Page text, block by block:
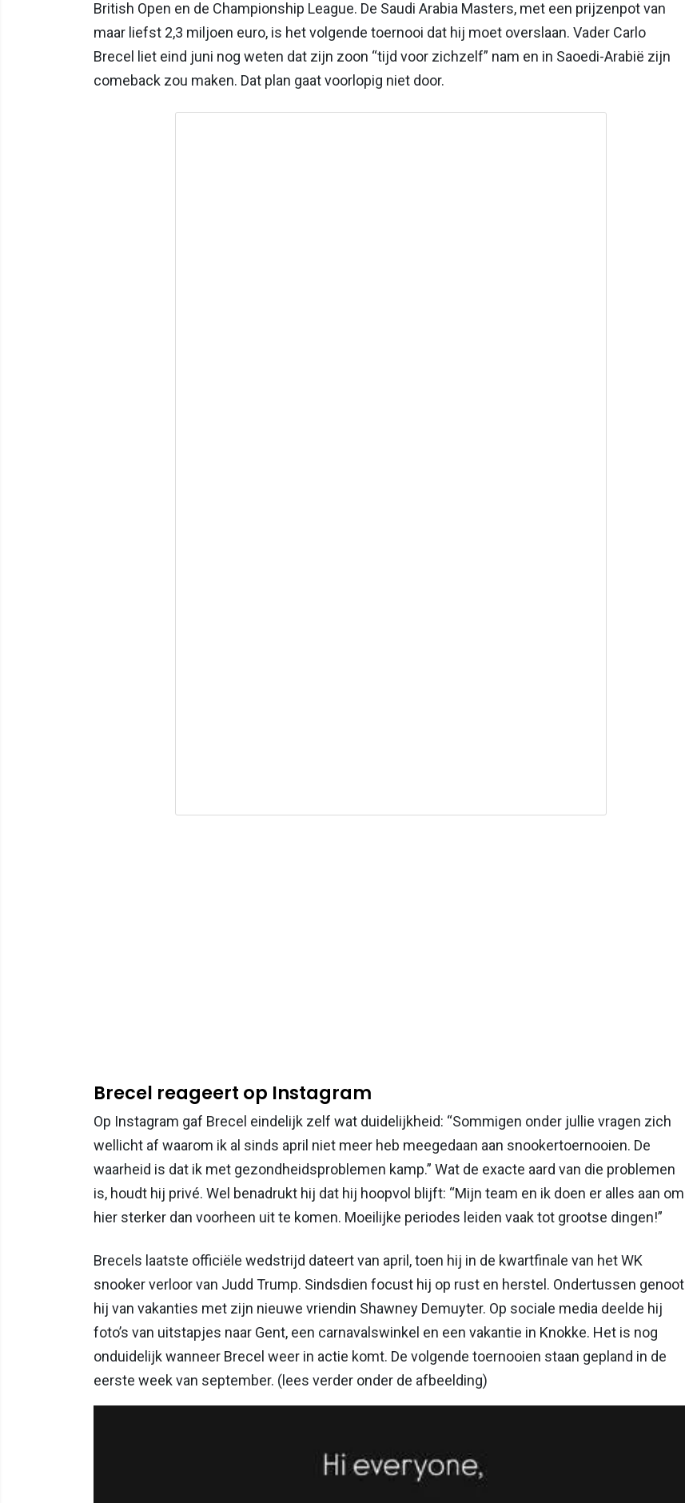
British Open en de Championship League. De Saudi Arabia Masters, met een prijzenpot van
maar liefst 2,3 miljoen euro, is het volgende toernooi dat hij moet overslaan. Vader Carlo
Brecel liet eind juni nog weten dat zijn zoon “tijd voor zichzelf” nam en in Saoedi-Arabië zijn
comeback zou maken. Dat plan gaat voorlopig niet door.
Brecel reageert op Instagram
Op Instagram gaf Brecel eindelijk zelf wat duidelijkheid: “Sommigen onder jullie vragen zich
wellicht af waarom ik al sinds april niet meer heb meegedaan aan snookertoernooien. De
waarheid is dat ik met gezondheidsproblemen kamp.” Wat de exacte aard van die problemen
is, houdt hij privé. Wel benadrukt hij dat hij hoopvol blijft: “Mijn team en ik doen er alles aan om
hier sterker dan voorheen uit te komen. Moeilijke periodes leiden vaak tot grootse dingen!”
Brecels laatste officiële wedstrijd dateert van april, toen hij in de kwartfinale van het WK
snooker verloor van Judd Trump. Sindsdien focust hij op rust en herstel. Ondertussen genoot
hij van vakanties met zijn nieuwe vriendin Shawney Demuyter. Op sociale media deelde hij
foto’s van uitstapjes naar Gent, een carnavalswinkel en een vakantie in Knokke. Het is nog
onduidelijk wanneer Brecel weer in actie komt. De volgende toernooien staan gepland in de
eerste week van september. (lees verder onder de afbeelding)